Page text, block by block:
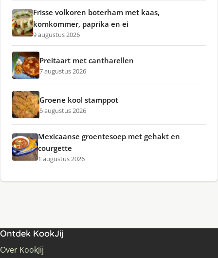
Frisse volkoren boterham met kaas,
komkommer, paprika en ei
9 augustus 2026
Preitaart met cantharellen
7 augustus 2026
Groene kool stamppot
5 augustus 2026
Mexicaanse groentesoep met gehakt en
courgette
1 augustus 2026
Ontdek KookJij
Over KookJij